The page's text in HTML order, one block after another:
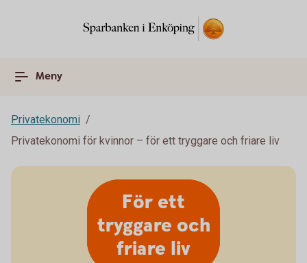
Meny
Privatekonomi
Privatekonomi för kvinnor – för ett tryggare och friare liv
För ett
tryggare och
friare liv